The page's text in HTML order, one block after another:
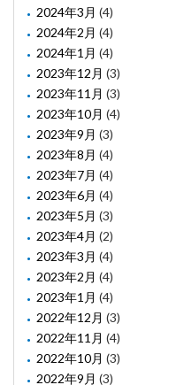
2024年3月 (4)
2024年2月 (4)
2024年1月 (4)
2023年12月 (3)
2023年11月 (3)
2023年10月 (4)
2023年9月 (3)
2023年8月 (4)
2023年7月 (4)
2023年6月 (4)
2023年5月 (3)
2023年4月 (2)
2023年3月 (4)
2023年2月 (4)
2023年1月 (4)
2022年12月 (3)
2022年11月 (4)
2022年10月 (3)
2022年9月 (3)